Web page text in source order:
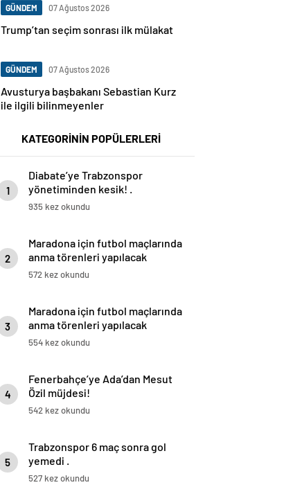
GÜNDEM 07 Ağustos 2026
Trump’tan seçim sonrası ilk mülakat
GÜNDEM 07 Ağustos 2026
Avusturya başbakanı Sebastian Kurz
ile ilgili bilinmeyenler
KATEGORİNİN POPÜLERLERİ
1
Diabate’ye Trabzonspor
yönetiminden kesik! .
935 kez okundu
2
Maradona için futbol maçlarında
anma törenleri yapılacak
572 kez okundu
3
Maradona için futbol maçlarında
anma törenleri yapılacak
554 kez okundu
4
Fenerbahçe’ye Ada’dan Mesut
Özil müjdesi!
542 kez okundu
5
Trabzonspor 6 maç sonra gol
yemedi .
527 kez okundu